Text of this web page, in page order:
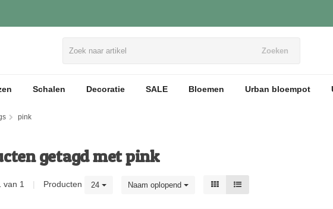
Zoeken
Schalen Decoratie SALE Bloemen Urban bloempot
pink
getagd met pink
van 1 | Producten 24 Naam oplopend